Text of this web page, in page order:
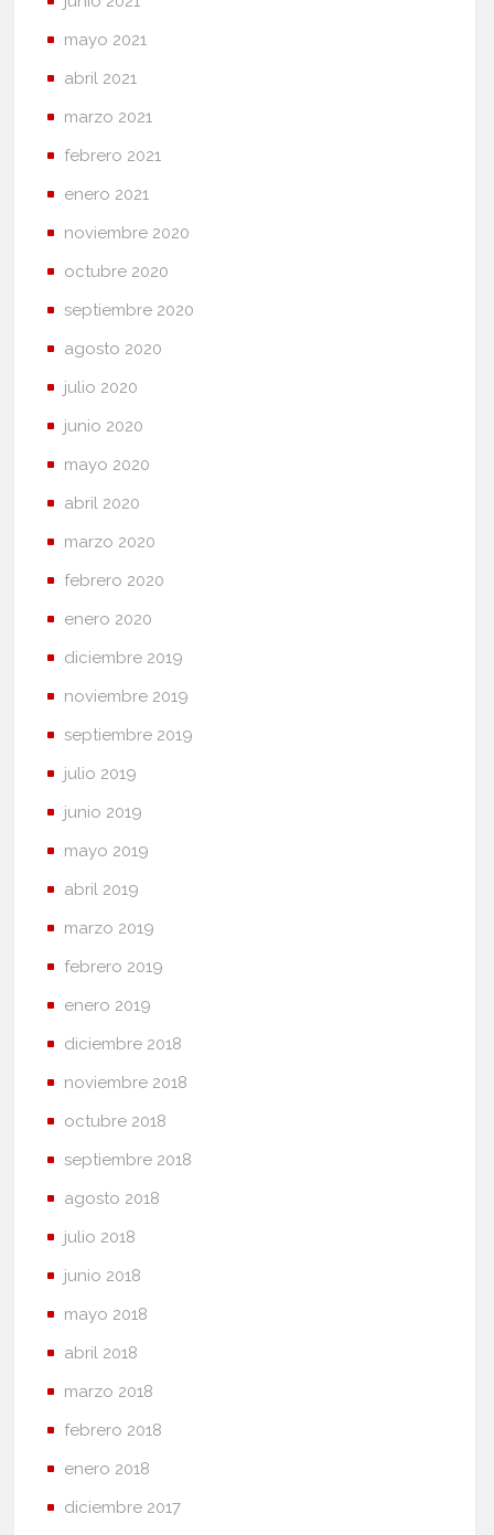
mayo 2021
abril 2021
marzo 2021
febrero 2021
enero 2021
noviembre 2020
octubre 2020
septiembre 2020
agosto 2020
julio 2020
junio 2020
mayo 2020
abril 2020
marzo 2020
febrero 2020
enero 2020
diciembre 2019
noviembre 2019
septiembre 2019
julio 2019
junio 2019
mayo 2019
abril 2019
marzo 2019
febrero 2019
enero 2019
diciembre 2018
noviembre 2018
octubre 2018
septiembre 2018
agosto 2018
julio 2018
junio 2018
mayo 2018
abril 2018
marzo 2018
febrero 2018
enero 2018
diciembre 2017